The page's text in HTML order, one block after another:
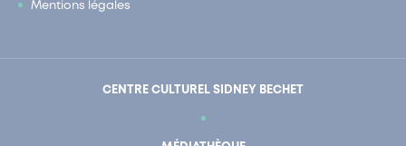
Mentions légales
CENTRE CULTUREL SIDNEY BECHET